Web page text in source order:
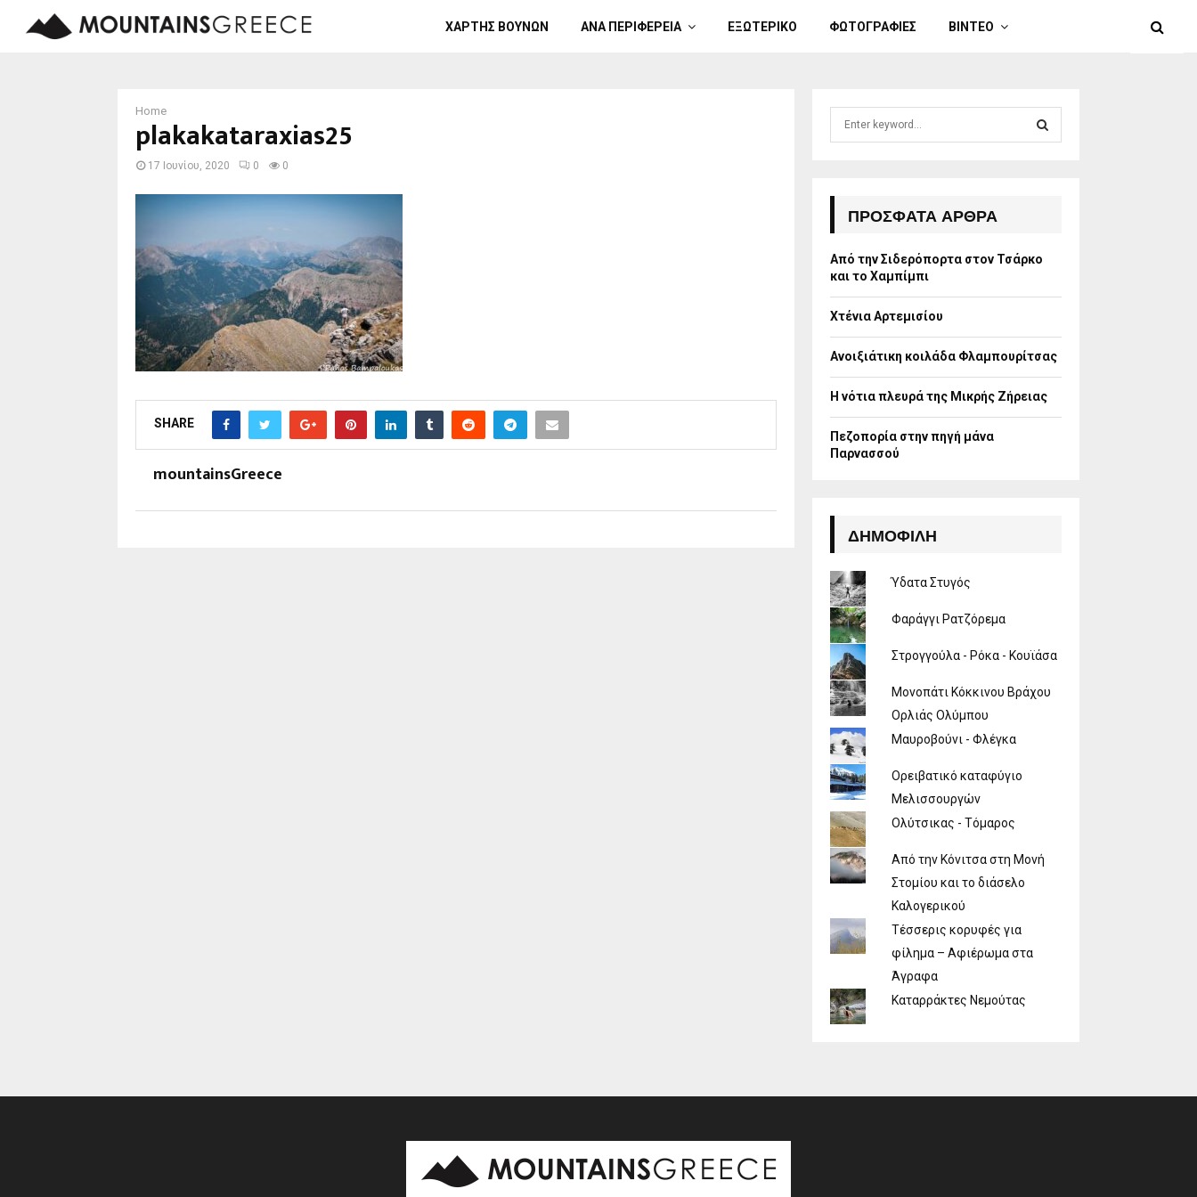
ΧΑΡΤΗΣ ΒΟΥΝΩΝ ΑΝΑ ΠΕΡΙΦΕΡΕΙΑ ΕΞΩΤΕΡΙΚΟ ΦΩΤΟΓΡΑΦΙΕΣ ΒΙΝΤΕΟ
Home
plakakataraxias25
17 Ιουνίου, 2020 0 0
SHARE
mountainsGreece
r
:
R
H
ΠΡΌΣΦΑΤΑ ΆΡΘΡΑ
Από την Σιδερόπορτα στον Τσάρκο
και το Χαμπίμπι
Χτένια Αρτεμισίου
Ανοιξιάτικη κοιλάδα Φλαμπουρίτσας
Η νότια πλευρά της Μικρής Ζήρειας
Πεζοπορία στην πηγή μάνα
Παρνασσού
ΔΗΜΟΦΙΛΉ
Ύδατα Στυγός
Φαράγγι Ρατζόρεμα
Στρογγούλα - Ρόκα - Κουϊάσα
Μονοπάτι Κόκκινου Βράχου
Ορλιάς Ολύμπου
Μαυροβούνι - Φλέγκα
Ορειβατικό καταφύγιο
Μελισσουργών
Ολύτσικας - Τόμαρος
Από την Κόνιτσα στη Μονή
Στομίου και το διάσελο
Καλογερικού
Τέσσερις κορυφές για
φίλημα – Αφιέρωμα στα
Άγραφα
Καταρράκτες Νεμούτας